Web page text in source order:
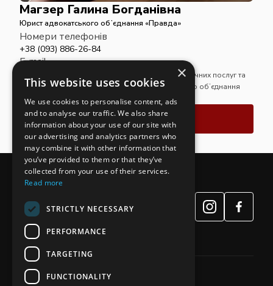
Магзер Галина Богданівна
Юрист адвокатського обʼєднання «Правда»
Номери телефонів
+38 (093) 886-26-84
E-mail
Магістр права. Спеціалізується на наданні юридичних послуг та
супроводі справ у межах практики адвокатського обʼєднання
«Правда».
Зв'язатись
×
This website uses cookies
We use cookies to personalise content, ads
and to analyse our traffic. We also share
information about your use of our site with
our advertising and analytics partners who
may combine it with other information that
you’ve provided to them or that they’ve
collected from your use of their services.
Read more
STRICTLY NECESSARY
PERFORMANCE
TARGETING
FUNCTIONALITY